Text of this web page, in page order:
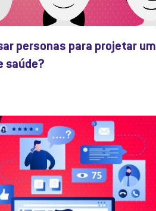
personas para projetar um
saúde?